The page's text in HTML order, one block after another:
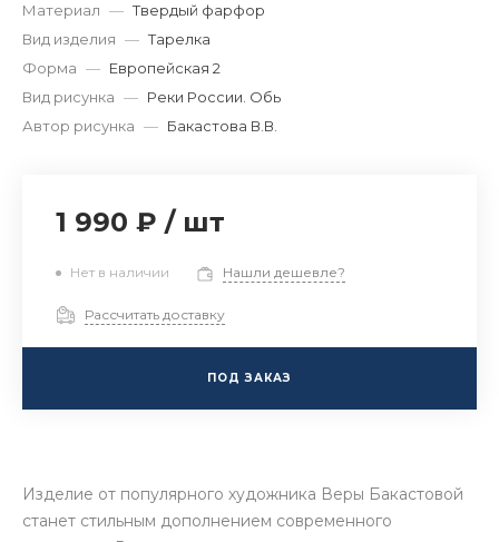
Материал — Твердый фарфор
Вид изделия — Тарелка
Форма — Европейская 2
Вид рисунка — Реки России. Обь
Автор рисунка — Бакастова В.В.
1 990 ₽ / шт
Нет в наличии Нашли дешевле?
Рассчитать доставку
ПОД ЗАКАЗ
Изделие от популярного художника Веры Бакастовой
станет стильным дополнением современного